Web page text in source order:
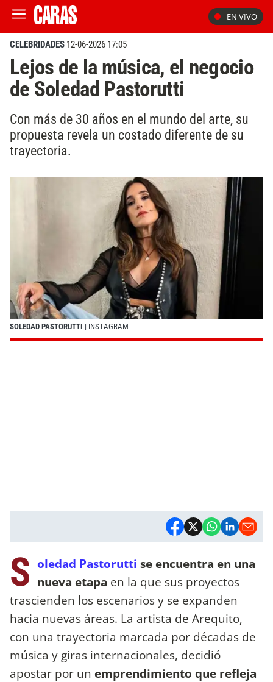
EN VIVO
CELEBRIDADES 12-06-2026 17:05
Lejos de la música, el negocio
de Soledad Pastorutti
Con más de 30 años en el mundo del arte, su
propuesta revela un costado diferente de su
trayectoria.
SOLEDAD PASTORUTTI | INSTAGRAM
S oledad Pastorutti se encuentra en una
nueva etapa en la que sus proyectos
trascienden los escenarios y se expanden
hacia nuevas áreas. La artista de Arequito,
con una trayectoria marcada por décadas de
música y giras internacionales, decidió
apostar por un emprendimiento que refleja